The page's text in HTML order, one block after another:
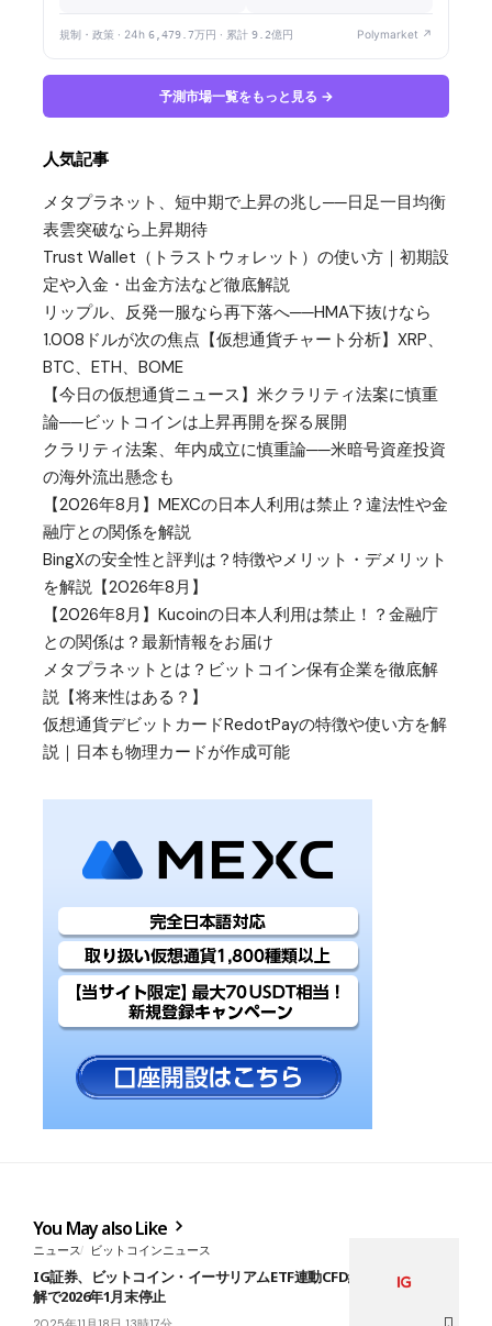
規制・政策 · 24h 6,479.7万円 · 累計 9.2億円 Polymarket ↗
予測市場一覧をもっと見る →
人気記事
メタプラネット、短中期で上昇の兆し──日足一目均衡
表雲突破なら上昇期待
Trust Wallet（トラストウォレット）の使い方｜初期設
定や入金・出金方法など徹底解説
リップル、反発一服なら再下落へ──HMA下抜けなら
1.008ドルが次の焦点【仮想通貨チャート分析】XRP、
BTC、ETH、BOME
【今日の仮想通貨ニュース】米クラリティ法案に慎重
論──ビットコインは上昇再開を探る展開
クラリティ法案、年内成立に慎重論──米暗号資産投資
の海外流出懸念も
【2026年8月】MEXCの日本人利用は禁止？違法性や金
融庁との関係を解説
BingXの安全性と評判は？特徴やメリット・デメリット
を解説【2026年8月】
【2026年8月】Kucoinの日本人利用は禁止！？金融庁
との関係は？最新情報をお届け
メタプラネットとは？ビットコイン保有企業を徹底解
説【将来性はある？】
仮想通貨デビットカードRedotPayの特徴や使い方を解
説｜日本も物理カードが作成可能
You May also Like
ニュース ビットコインニュース
IG証券、ビットコイン・イーサリアムETF連動CFD終了──金融庁見
解で2026年1月末停止